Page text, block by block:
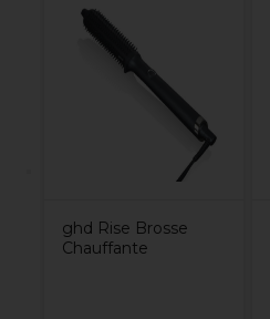
ghd Rise Brosse
Chauffante